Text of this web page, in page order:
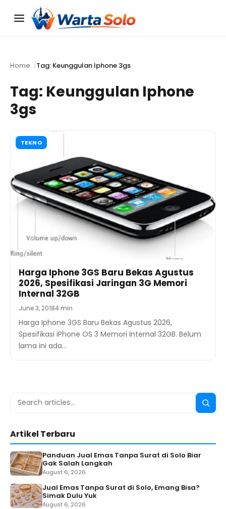
Menu
Home Tag: Keunggulan Iphone 3gs
Tag: Keunggulan Iphone
3gs
TEKNO
Harga Iphone 3GS Baru Bekas Agustus
2026, Spesifikasi Jaringan 3G Memori
Internal 32GB
June 3, 20184 min
Harga Iphone 3GS Baru Bekas Agustus 2026,
Spesifikasi iPhone OS 3 Memori Internal 32GB. Belum
lama ini ada…
Search
Search
Artikel Terbaru
Panduan Jual Emas Tanpa Surat di Solo Biar
Gak Salah Langkah
August 6, 2026
Jual Emas Tanpa Surat di Solo, Emang Bisa?
Simak Dulu Yuk
August 6, 2026